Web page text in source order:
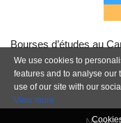
Bourses d’études au
We use cookies to
features and to analyse our
use of our site with our
View more